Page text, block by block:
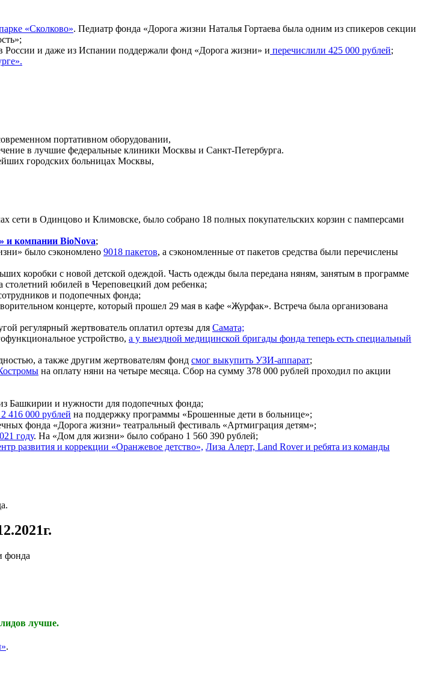
«Сколково». Педиатр фонда «Дорога жизни Наталья Гортаева была одним из спикеров секции
России и даже из Испании поддержали фонд «Дорога жизни» и перечислили 425 000 рублей;
портативном оборудовании,
в лучшие федеральные клиники Москвы и Санкт-Петербурга.
городских больницах Москвы,
сети в Одинцово и Климовске, было собрано 18 полных покупательских корзин с памперсами
и компании BioNova;
было сэкономлено 9018 пакетов, а сэкономленные от пакетов средства были перечислены
коробки с новой детской одеждой. Часть одежды была передана няням, занятым в программе
столетний юбилей в Череповецкий дом ребенка;
и подопечных фонда;
концерте, который прошел 29 мая в кафе «Журфак». Встреча была организована
регулярный жертвователь оплатил ортезы для Самата;
устройство, а у выездной медицинской бригады фонда теперь есть специальный
а также другим жертвователям фонд смог выкупить УЗИ-аппарат;
на оплату няни на четыре месяца. Сбор на сумму 378 000 рублей проходил по акции
Башкирии и нужности для подопечных фонда;
416 000 рублей на поддержку программы «Брошенные дети в больнице»;
фонда «Дорога жизни» театральный фестиваль «Артмиграция детям»;
году. На «Дом для жизни» было собрано 1 560 390 рублей;
развития и коррекции «Оранжевое детство», Лиза Алерт, Land Rover и ребята из команды
фонда
лучше.
.